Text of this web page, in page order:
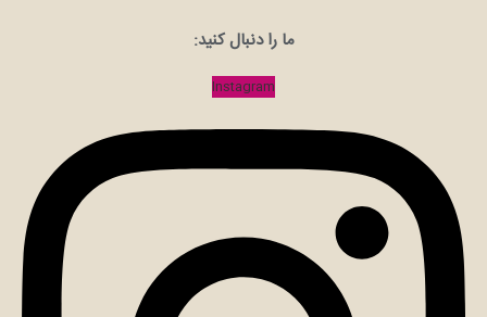
ما را دنبال کنید:
Instagram